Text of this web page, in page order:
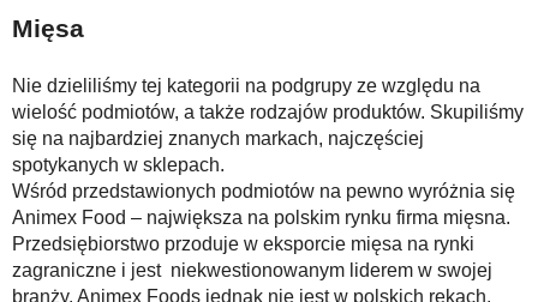
Mięsa
Nie dzieliliśmy tej kategorii na podgrupy ze względu na
wielość podmiotów, a także rodzajów produktów. Skupiliśmy
się na najbardziej znanych markach, najczęściej
spotykanych w sklepach.
Wśród przedstawionych podmiotów na pewno wyróżnia się
Animex Food – największa na polskim rynku firma mięsna.
Przedsiębiorstwo przoduje w eksporcie mięsa na rynki
zagraniczne i jest niekwestionowanym liderem w swojej
branży. Animex Foods jednak nie jest w polskich rękach.